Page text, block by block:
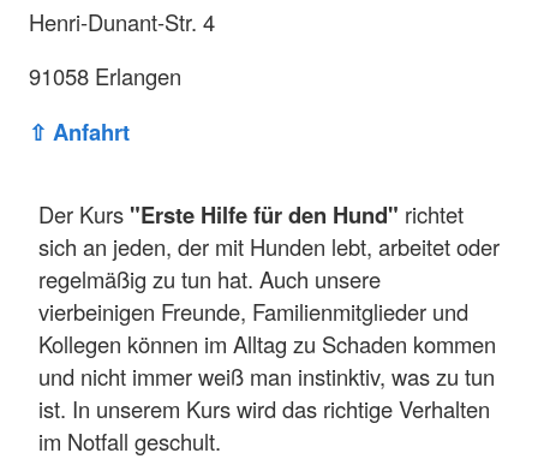
Henri-Dunant-Str. 4
91058 Erlangen
⇧ Anfahrt
Der Kurs "Erste Hilfe für den Hund" richtet
sich an jeden, der mit Hunden lebt, arbeitet oder
regelmäßig zu tun hat. Auch unsere
vierbeinigen Freunde, Familienmitglieder und
Kollegen können im Alltag zu Schaden kommen
und nicht immer weiß man instinktiv, was zu tun
ist. In unserem Kurs wird das richtige Verhalten
im Notfall geschult.